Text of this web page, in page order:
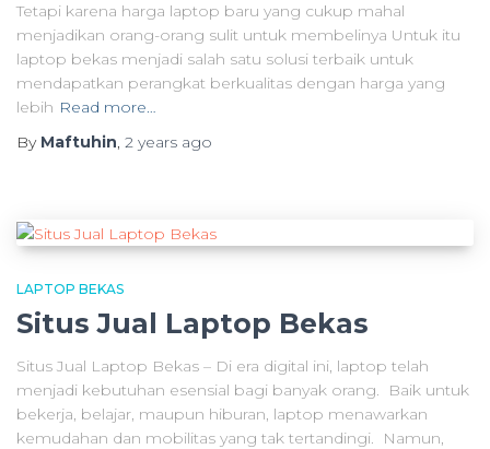
Tetapi karena harga laptop baru yang cukup mahal
menjadikan orang-orang sulit untuk membelinya Untuk itu
laptop bekas menjadi salah satu solusi terbaik untuk
mendapatkan perangkat berkualitas dengan harga yang
lebih Read more…
By Maftuhin, 2 years ago
LAPTOP BEKAS
Situs Jual Laptop Bekas
Situs Jual Laptop Bekas – Di era digital ini, laptop telah
menjadi kebutuhan esensial bagi banyak orang. Baik untuk
bekerja, belajar, maupun hiburan, laptop menawarkan
kemudahan dan mobilitas yang tak tertandingi. Namun,